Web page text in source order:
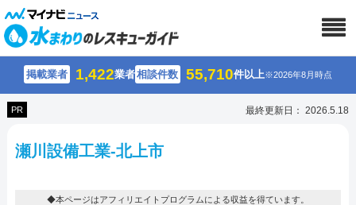
掲載業者 1,422業者相談件数 55,710件以上※2026年8月時点
PR 最終更新日： 2026.5.18
瀬川設備工業-北上市
◆本ページはアフィリエイトプログラムによる収益を得ています。